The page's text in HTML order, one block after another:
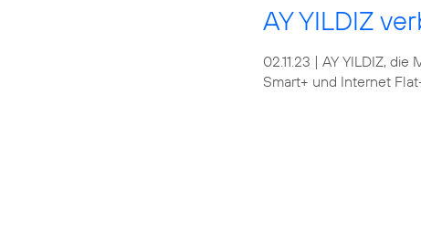
AY YILDIZ
02.11.23 | AY YILDIZ,
Smart+ und Internet